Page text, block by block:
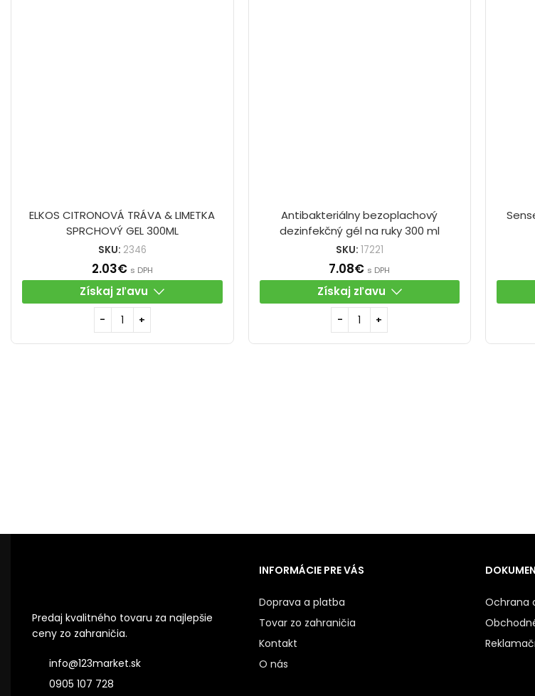
ELKOS CITRONOVÁ TRÁVA & LIMETKA
SPRCHOVÝ GEL 300ML
SKU: 2346
2.03€ s DPH
Získaj zľavu
Antibakteriálny bezoplachový
dezinfekčný gél na ruky 300 ml
SKU: 17221
7.08€ s DPH
Získaj zľavu
Predaj kvalitného tovaru za najlepšie
ceny zo zahraničia.
info@123market.sk
0905 107 728
INFORMÁCIE PRE VÁS
Doprava a platba
Tovar zo zahraničia
Kontakt
O nás
Ochrana